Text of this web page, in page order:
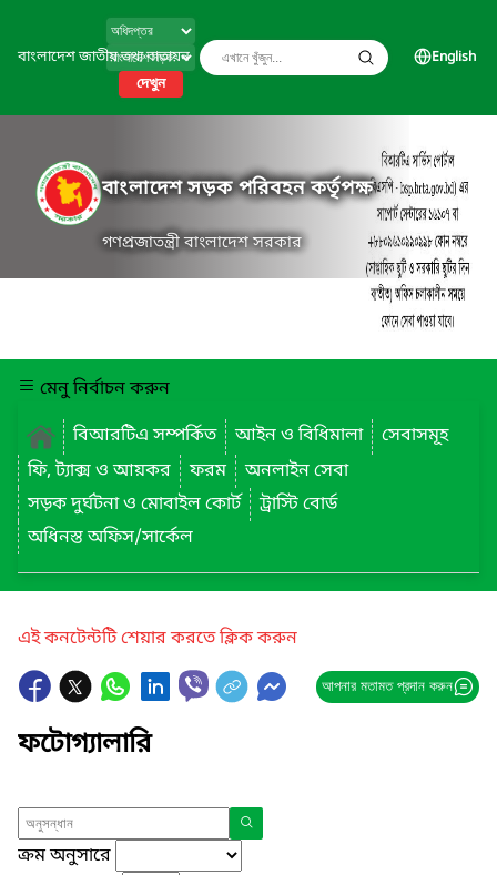
বাংলাদেশ জাতীয় তথ্য বাতায়ন
দেখুন
English
বাংলাদেশ সড়ক পরিবহন কর্তৃপক্ষ
গণপ্রজাতন্ত্রী বাংলাদেশ সরকার
মেনু নির্বাচন করুন
বিআরটিএ সম্পর্কিত
আইন ও বিধিমালা
সেবাসমূহ
ফি, ট্যাক্স ও আয়কর
ফরম
অনলাইন সেবা
সড়ক দুর্ঘটনা ও মোবাইল কোর্ট
ট্রাস্টি বোর্ড
অধিনস্ত অফিস/সার্কেল
এই কনটেন্টটি শেয়ার করতে ক্লিক করুন
আপনার মতামত প্রদান করুন
ফটোগ্যালারি
ক্রম অনুসারে